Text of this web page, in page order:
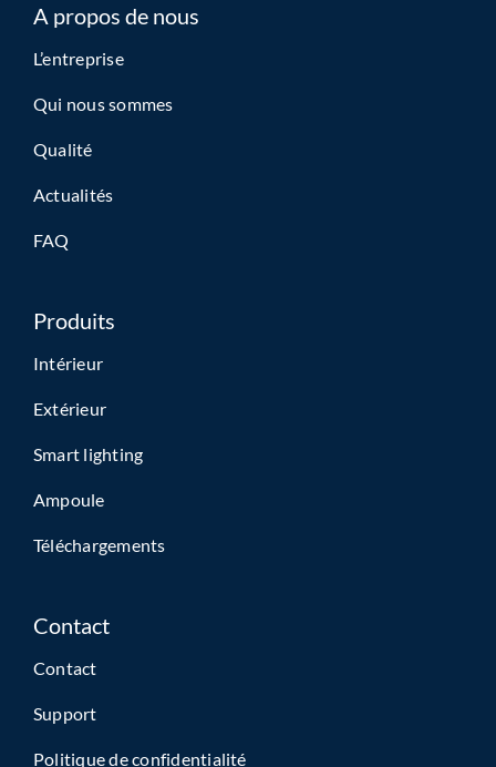
A propos de nous
L’entreprise
Qui nous sommes
Qualité
Actualités
FAQ
Produits
Intérieur
Extérieur
Smart lighting
Ampoule
Téléchargements
Contact
Contact
Support
Politique de confidentialité